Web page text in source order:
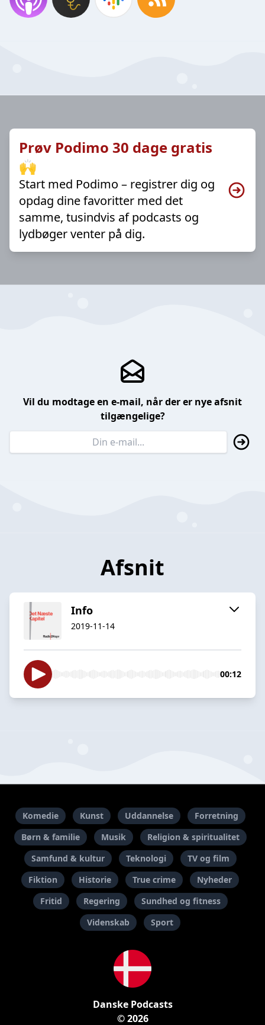
Prøv Podimo 30 dage gratis
🙌
Start med Podimo – registrer dig og
opdag dine favoritter med det
samme, tusindvis af podcasts og
lydbøger venter på dig.
Vil du modtage en e-mail, når der er nye afsnit
tilgængelige?
Afsnit
Info
2019-11-14
00:12
Komedie Kunst Uddannelse
Forretning
Børn & familie
Musik
Religion & spiritualitet
Samfund & kultur
Teknologi
TV og film
Fiktion
Historie True crime
Nyheder
Fritid
Regering
Sundhed og fitness
Videnskab
Sport
Danske Podcasts
© 2026